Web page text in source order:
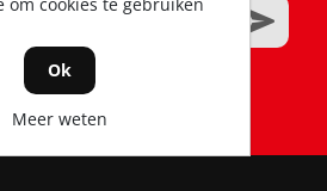
RSS
Ok
Meer weten